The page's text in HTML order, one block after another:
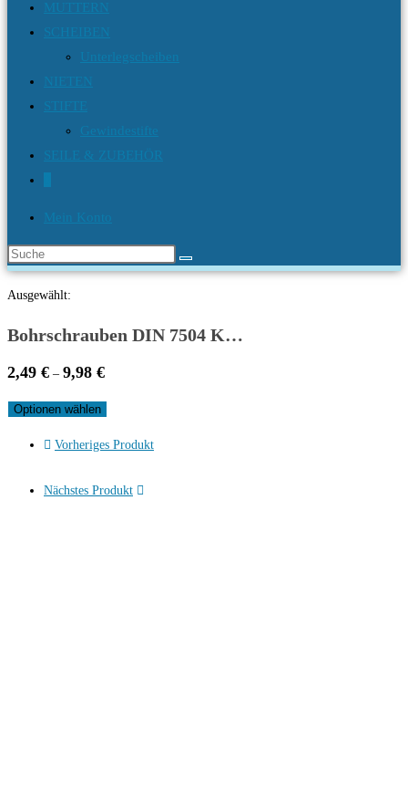
MUTTERN
SCHEIBEN
Unterlegscheiben
NIETEN
STIFTE
Gewindestifte
SEILE & ZUBEHÖR
Mein Konto
Diese
Website
durchsuchen
Ausgewählt:
Bohrschrauben DIN 7504 K…
2,49 € – 9,98 €Price
2,49 €
through
Optionen wählen
Vorheriges Produkt
Nächstes Produkt